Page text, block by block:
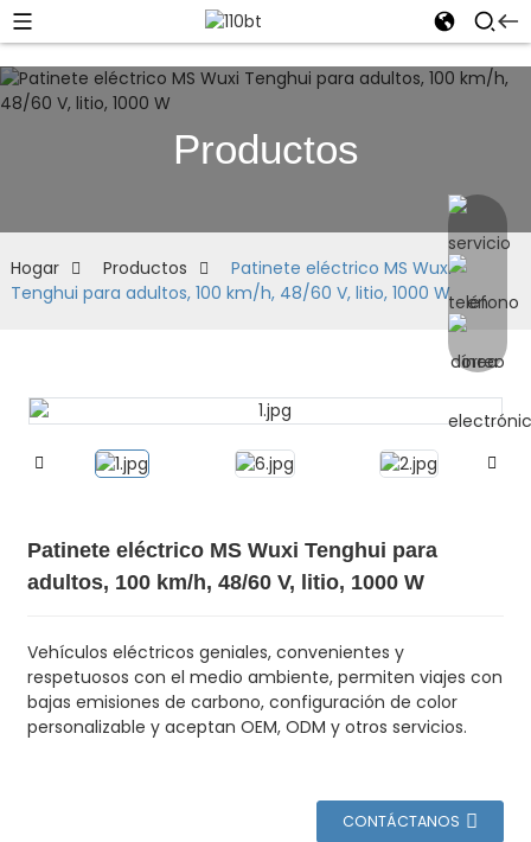
Productos
Hogar Productos
Patinete eléctrico MS Wuxi
Tenghui para adultos, 100 km/h, 48/60 V, litio, 1000 W
Patinete eléctrico MS Wuxi Tenghui para
adultos, 100 km/h, 48/60 V, litio, 1000 W
Vehículos eléctricos geniales, convenientes y
respetuosos con el medio ambiente, permiten viajes con
bajas emisiones de carbono, configuración de color
personalizable y aceptan OEM, ODM y otros servicios.
CONTÁCTANOS